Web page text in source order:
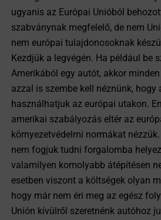
ugyanis az Európai Unióból
szabványnak megfelelő, de nem
nem európai tulajdonosoknak
Kezdjük a legvégén. Ha például be
Amerikából egy autót, akkor
azzal is szembe kell néznünk, hogy
használhatjuk az európai utakon.
amerikai szabályozás eltér az
környezetvédelmi normákat
nem fogjuk tudni forgalomba
valamilyen komolyabb átépítésen
esetben viszont a költségek olyan
hogy már nem éri meg az egész
Unión kívülről szeretnénk autóhoz